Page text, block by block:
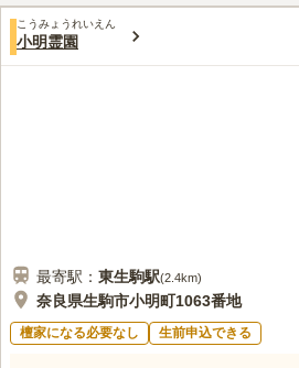
こうみょうれいえん
小明霊園
最寄駅： 東生駒駅(2.4km)
奈良県生駒市小明町1063番地
檀家になる必要なし 生前申込できる